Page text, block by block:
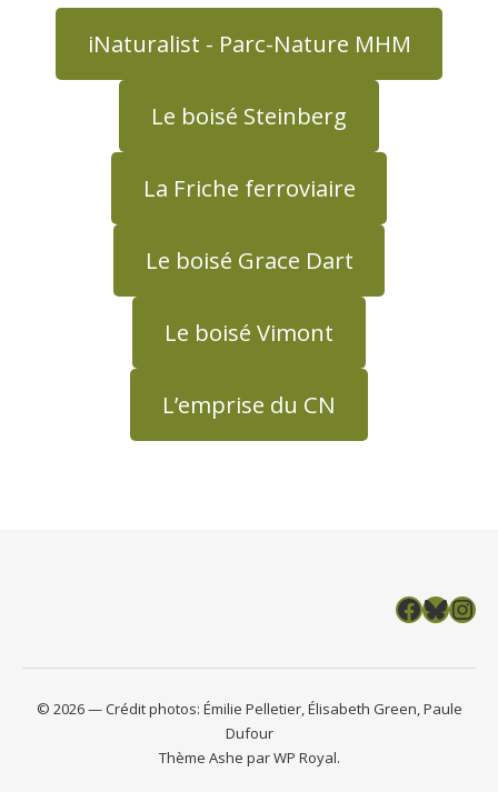
iNaturalist - Parc-Nature MHM
Le boisé Steinberg
La Friche ferroviaire
Le boisé Grace Dart
Le boisé Vimont
L’emprise du CN
Facebook
Bluesky
© 2026 — Crédit photos: Émilie Pelletier, Élisabeth Green, Paule
Dufour
Thème Ashe parWP Royal.